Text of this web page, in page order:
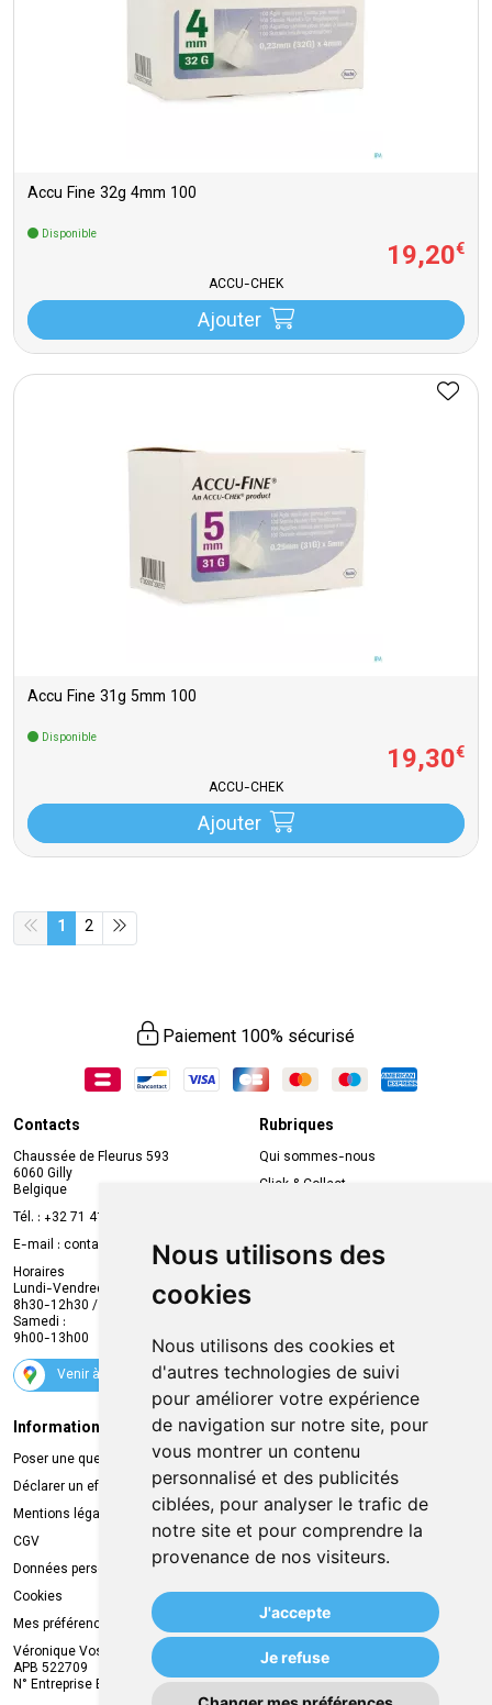
Nous utilisons des
cookies
Nous utilisons des cookies et
d'autres technologies de suivi
pour améliorer votre expérience
de navigation sur notre site, pour
vous montrer un contenu
personnalisé et des publicités
ciblées, pour analyser le trafic de
notre site et pour comprendre la
provenance de nos visiteurs.
J'accepte
Je refuse
Accu Fine 32g 4mm 100
Disponible
19,20€
ACCU-CHEK
Ajouter
Accu Fine 31g 5mm 100
Disponible
19,30€
ACCU-CHEK
Ajouter
1 2
Paiement 100% sécurisé
Contacts
Chaussée de Fleurus 593
6060 Gilly
Belgique
Tél. : +32 71 41 32 10
E-mail : contact
mvapharma.be
Horaires
Lundi-Vendredi :
8h30-12h30 / 13h30-18h30
Samedi :
9h00-13h00
Venir à la pharmacie
Rubriques
Qui sommes-nous
Click & Collect
Compte professionnel
Envoi d’ordonnance
Suivez-nous
Informations légales
Poser une question
Déclarer un effet indésirable
Mentions légales
CGV
Données personnelles
Cookies
Mes préférences Cookies
Véronique Vos
APB 522709
N° Entreprise BE0749.944.612
Livraison
Retrait à la pharmacie
Livraison chez vous
Livraison dans un Point Relais